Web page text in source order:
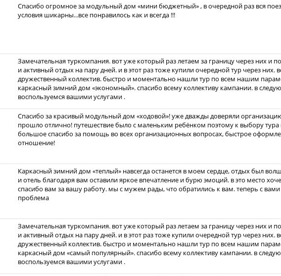
Спасибо огромное за модульный дом «мини бюджетный» , в очередной раз вся
условия шикарны...все понравилось как и всегда !!!
Замечательная туркомпания. вот уже который раз летаем за границу через них и
и активный отдых на пару дней. и в этот раз тоже купили очередной тур через них.
дружественный коллектив. быстро и моментально нашли тур по всем нашим
каркасный зимний дом «экономный». спасибо всему коллективу кампании. в
воспользуемся вашими услугами .
Спасибо за красивый модульный дом «ходовой»! уже дважды доверяли
прошло отлично! путешествие было с маленьким ребёнком поэтому к выбору тура
большое спасибо за помощь во всех организационных вопросах, быстрое
отношение!
Каркасный зимний дом «теплый» навсегда останется в моем сердце, отдых был
и отель благодаря вам оставили яркое впечатление и бурю эмоций. в это место
спасибо вам за вашу работу. мы с мужем рады, что обратились к вам. теперь с
проблема
Замечательная туркомпания. вот уже который раз летаем за границу через них и
и активный отдых на пару дней. и в этот раз тоже купили очередной тур через них.
дружественный коллектив. быстро и моментально нашли тур по всем нашим
каркасный дом «самый популярный». спасибо всему коллективу кампании. в
воспользуемся вашими услугами .